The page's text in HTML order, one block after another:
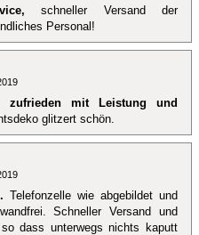
schneller Versand der
Personal!
mit Leistung und
glitzert schön.
Telefonzelle wie abgebildet und
Schneller Versand und
dass unterwegs nichts kaputt